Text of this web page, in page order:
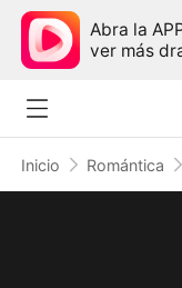
Abra la
ver más
Inicio Romántica